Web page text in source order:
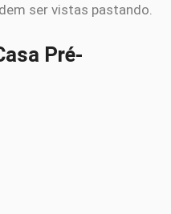
ser vistas pastando.
Pré-